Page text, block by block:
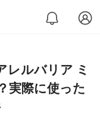
ルバリア ミ
実際に使った